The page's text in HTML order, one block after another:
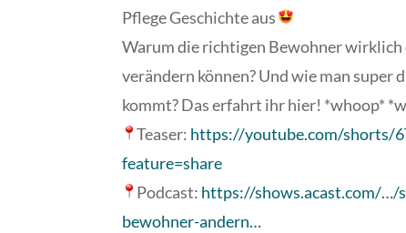
Pflege Geschichte aus
Warum die richtigen Bewohner wirklich
verändern können? Und wie man super
kommt? Das erfahrt ihr hier! *whoop*
Teaser: https://youtube.com/shorts/
feature=share
Podcast: https://shows.acast.com/…/
bewohner-andern…